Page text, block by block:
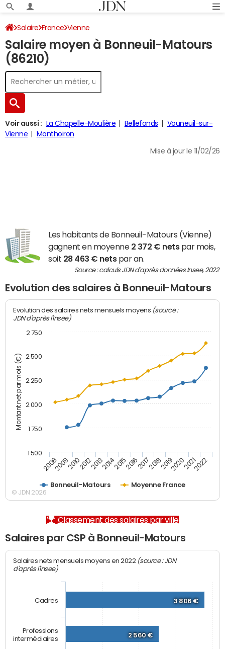
Salaire France Vienne
Salaire moyen à Bonneuil-Matours
(86210)
Voir aussi : La Chapelle-Moulière Bellefonds
Vouneuil-sur-
Vienne
Monthoiron
Mise à jour le 11/02/26
Les habitants de Bonneuil-Matours (Vienne)
gagnent en moyenne 2 372 € netspar mois,
soit 28 463 € netspar an.
Source : calculs JDN d'après données Insee, 2022
Evolution des salaires à Bonneuil-Matours
Montant net par mois (€)
Evolution des salaires nets mensuels moyens (source :
JDN d'après l'Insee)
Bonneuil-Matours Moyenne France
20082009201020122013201420152016201720182019202020212022
1 500
1 750
2 000
2 250
2 500
2 750
© JDN 2026
Classement des salaires par ville
Salaires par CSP à Bonneuil-Matours
Salaires nets mensuels moyens en 2022 (source : JDN
d'après l'Insee)
3 806 €
2 560 €
Cadres
Professions
intermédiaires